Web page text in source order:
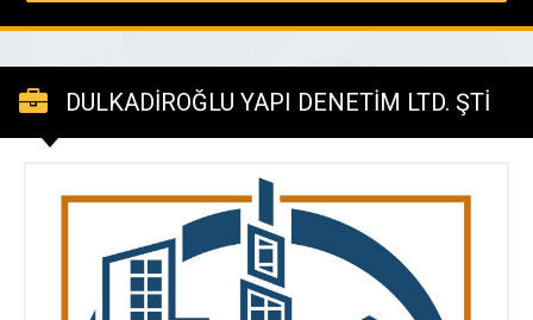
DULKADİROĞLU YAPI DENETİM LTD. ŞTİ